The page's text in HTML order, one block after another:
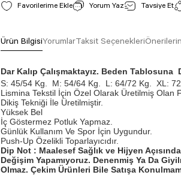
Yorum Yaz Tavsiye Et
Ürün BilgisiYorumlarTaksit Seçenekleri
Dar Kalıp Çalışmaktayız. Beden
S: 45/54 Kg.
M: 54/64 Kg. L: 64/72 Kg.
XL:
Lismina Tekstil İçin Özel Olarak Üretilmiş Olan
Dikiş Tekniği İle Üretilmiştir.
Yüksek Bel
İç Göstermez Potluk Yapmaz.
Günlük Kullanım Ve Spor İçin Uygundur.
Push-Up Özelikli Toparlayıcıdır.
Dip Not : Maalesef Sağlık ve Hijyen
Değişim Yapamıyoruz. Denenmiş Ya Da
Olmaz. Çekim Ürünleri Bile Satışa